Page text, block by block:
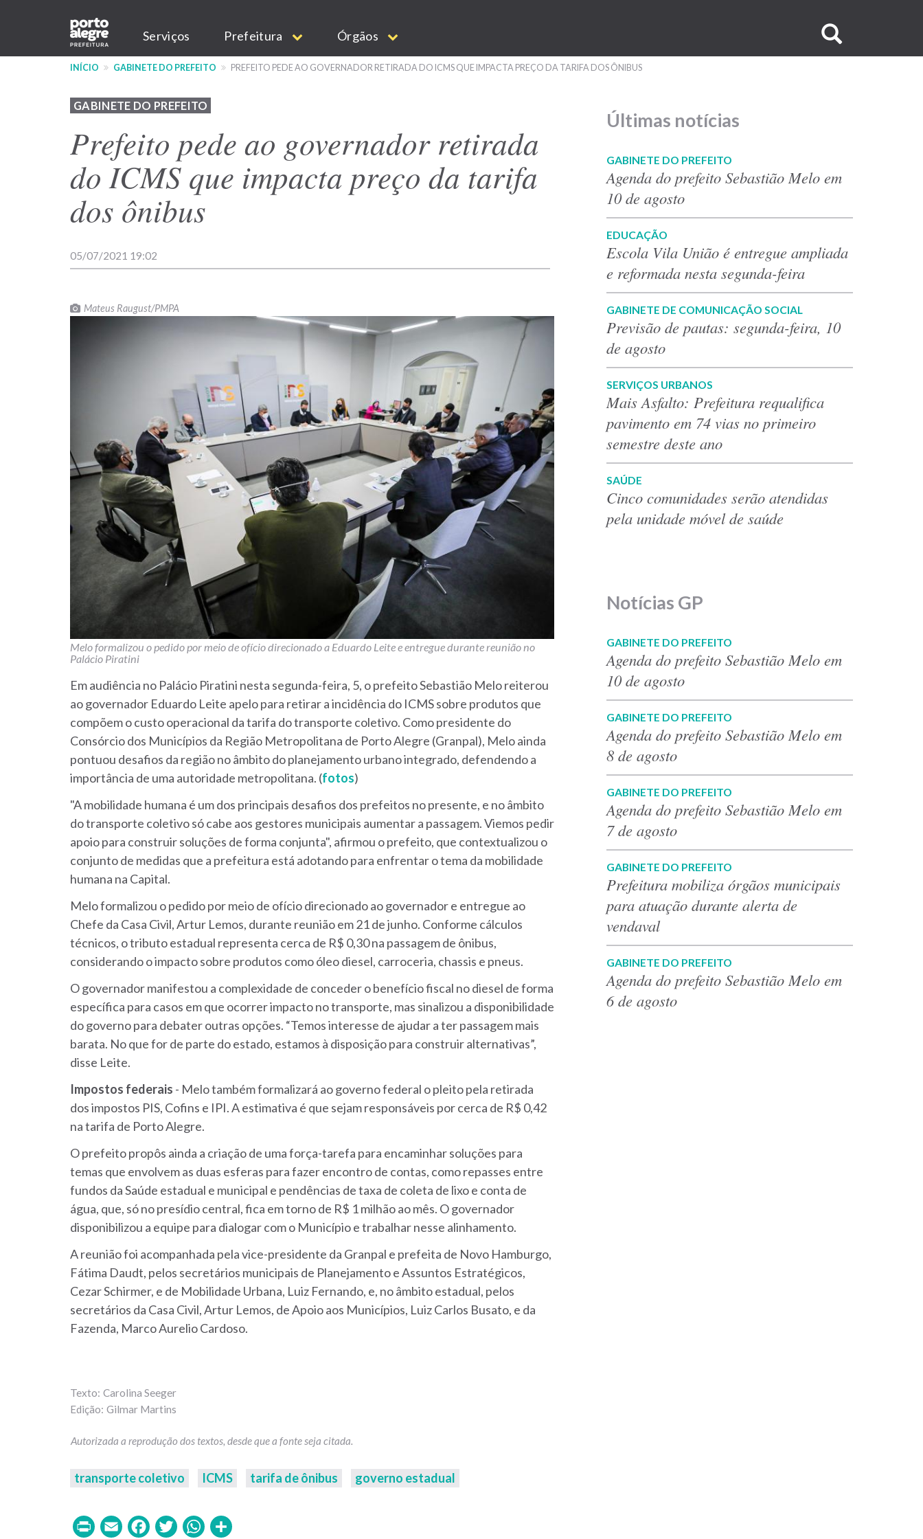
conteúdo
Main
navigation
Serviços Prefeitura Órgãos
no
INÍCIO GABINETE DO PREFEITO PREFEITO PEDE AO GOVERNADOR RETIRADA DO ICMS QUE IMPACTA PREÇO DA TARIFA DOS ÔNIBUS
GABINETE DO PREFEITO
Prefeito pede ao governador retirada
do ICMS que impacta preço da tarifa
dos ônibus
05/07/2021 19:02
Mateus Raugust/PMPA
Melo formalizou o pedido por meio de ofício direcionado a Eduardo Leite e entregue durante reunião no
Palácio Piratini
Em audiência no Palácio Piratini nesta segunda-feira, 5, o prefeito Sebastião Melo reiterou
ao governador Eduardo Leite apelo para retirar a incidência do ICMS sobre produtos que
compõem o custo operacional da tarifa do transporte coletivo. Como presidente do
Consórcio dos Municípios da Região Metropolitana de Porto Alegre (Granpal), Melo ainda
pontuou desafios da região no âmbito do planejamento urbano integrado, defendendo a
importância de uma autoridade metropolitana. (fotos)
"A mobilidade humana é um dos principais desafios dos prefeitos no presente, e no âmbito
do transporte coletivo só cabe aos gestores municipais aumentar a passagem. Viemos pedir
apoio para construir soluções de forma conjunta", afirmou o prefeito, que contextualizou o
conjunto de medidas que a prefeitura está adotando para enfrentar o tema da mobilidade
humana na Capital.
Melo formalizou o pedido por meio de ofício direcionado ao governador e entregue ao
Chefe da Casa Civil, Artur Lemos, durante reunião em 21 de junho. Conforme cálculos
técnicos, o tributo estadual representa cerca de R$ 0,30 na passagem de ônibus,
considerando o impacto sobre produtos como óleo diesel, carroceria, chassis e pneus.
O governador manifestou a complexidade de conceder o benefício fiscal no diesel de forma
específica para casos em que ocorrer impacto no transporte, mas sinalizou a disponibilidade
do governo para debater outras opções. “Temos interesse de ajudar a ter passagem mais
barata. No que for de parte do estado, estamos à disposição para construir alternativas”,
disse Leite.
Impostos federais - Melo também formalizará ao governo federal o pleito pela retirada
dos impostos PIS, Cofins e IPI. A estimativa é que sejam responsáveis por cerca de R$ 0,42
na tarifa de Porto Alegre.
O prefeito propôs ainda a criação de uma força-tarefa para encaminhar soluções para
temas que envolvem as duas esferas para fazer encontro de contas, como repasses entre
fundos da Saúde estadual e municipal e pendências de taxa de coleta de lixo e conta de
água, que, só no presídio central, fica em torno de R$ 1 milhão ao mês. O governador
disponibilizou a equipe para dialogar com o Município e trabalhar nesse alinhamento.
A reunião foi acompanhada pela vice-presidente da Granpal e prefeita de Novo Hamburgo,
Fátima Daudt, pelos secretários municipais de Planejamento e Assuntos Estratégicos,
Cezar Schirmer, e de Mobilidade Urbana, Luiz Fernando, e, no âmbito estadual, pelos
secretários da Casa Civil, Artur Lemos, de Apoio aos Municípios, Luiz Carlos Busato, e da
Fazenda, Marco Aurelio Cardoso.
Carolina Seeger
Gilmar Martins
transporte coletivo ICMS tarifa de ônibus governo estadual
PrintEmailFacebook
TwitterWhatsApp
Últimas notícias
GABINETE DO PREFEITO
Agenda do prefeito Sebastião Melo em
10 de agosto
EDUCAÇÃO
Escola Vila União é entregue ampliada
e reformada nesta segunda-feira
GABINETE DE COMUNICAÇÃO SOCIAL
Previsão de pautas: segunda-feira, 10
de agosto
SERVIÇOS URBANOS
Mais Asfalto: Prefeitura requalifica
pavimento em 74 vias no primeiro
semestre deste ano
SAÚDE
Cinco comunidades serão atendidas
pela unidade móvel de saúde
Notícias GP
GABINETE DO PREFEITO
Agenda do prefeito Sebastião Melo em
10 de agosto
GABINETE DO PREFEITO
Agenda do prefeito Sebastião Melo em
8 de agosto
GABINETE DO PREFEITO
Agenda do prefeito Sebastião Melo em
7 de agosto
GABINETE DO PREFEITO
Prefeitura mobiliza órgãos municipais
para atuação durante alerta de
vendaval
GABINETE DO PREFEITO
Agenda do prefeito Sebastião Melo em
6 de agosto